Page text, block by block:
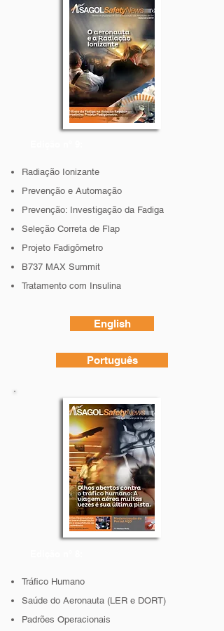
Radiação Ionizante
Prevenção e Automação
Prevenção: Investigação da Fadiga
Seleção Correta de Flap
Projeto Fadigômetro
B737 MAX Summit
Tratamento com Insulina
English
Português
Tráfico Humano
Saúde do Aeronauta (LER e DORT)
Padrões Operacionais